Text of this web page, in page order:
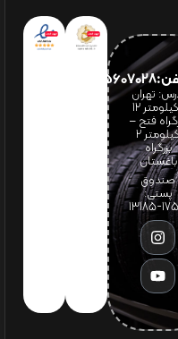
تهران
-کیلومتر 12
فتح –
کیلومتر ۲
بزرگراه
باغستان
صندوق
پستی:
1753-